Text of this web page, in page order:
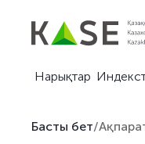
Нарықтар
Басты бет/